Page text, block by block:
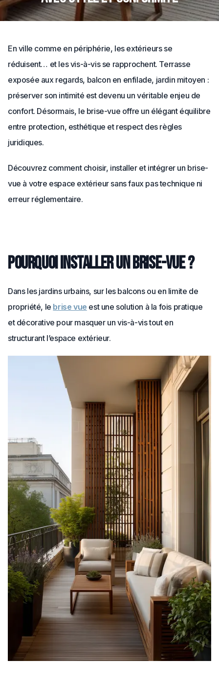
En ville comme en périphérie, les extérieurs se
réduisent… et les vis-à-vis se rapprochent. Terrasse
exposée aux regards, balcon en enfilade, jardin mitoyen :
préserver son intimité est devenu un véritable enjeu de
confort. Désormais, le brise-vue offre un élégant équilibre
entre protection, esthétique et respect des règles
juridiques.
Découvrez comment choisir, installer et intégrer un brise-
vue à votre espace extérieur sans faux pas technique ni
erreur réglementaire.
Pourquoi installer un brise-vue ?
Dans les jardins urbains, sur les balcons ou en limite de
propriété, le brise vue est une solution à la fois pratique
et décorative pour masquer un vis-à-vis tout en
structurant l’espace extérieur.